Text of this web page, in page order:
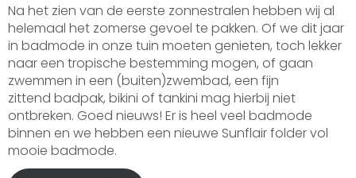
Na het zien van de eerste zonnestralen hebben wij al
helemaal het zomerse gevoel te pakken. Of we dit jaar
in badmode in onze tuin moeten genieten, toch lekker
naar een tropische bestemming mogen, of gaan
zwemmen in een (buiten)zwembad, een fijn
zittend badpak, bikini of tankini mag hierbij niet
ontbreken. Goed nieuws! Er is heel veel badmode
binnen en we hebben een nieuwe Sunflair folder vol
mooie badmode.